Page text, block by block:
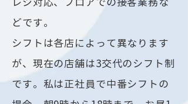
どです。
シフトは各店によって異なります
が、現在の店舗は3交代のシフト制
です。私は正社員で中番シフトの